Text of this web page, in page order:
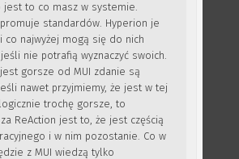
jest to co masz w systemie.
standardów. Hyperion je
co najwyżej mogą się do nich
nie potrafią wyznaczyć swoich.
jest gorsze od MUI zdanie są
nawet przyjmiemy, że jest w tej
trochę gorsze, to
ReAction jest to, że jest częścią
i w nim pozostanie. Co w
z MUI wiedzą tylko